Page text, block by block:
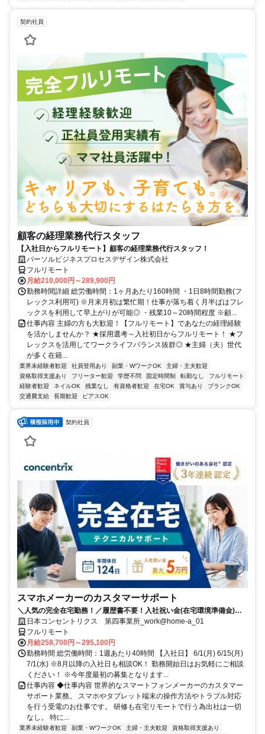
契約社員
顧客の経理業務代行スタッフ
【入社日からフルリモート】顧客の経理業務代行スタッフ！
パーソルビジネスプロセスデザイン株式会社
フルリモート
月給210,000円～289,900円
勤務時間詳細 総労働時間：1ヶ月あたり160時間 ・1日8時間勤務(フ
レックス利用可) ※月末月初は繁忙期！仕事が落ち着く月半ばはフレ
ックスを利用して早上がりが可能◎ ・残業10～20時間程度 ※顧...
仕事内容 主婦の方も大歓迎！【フルリモート】であなたの経理経験
を活かしませんか？ ★採用選考～入社初日からフルリモート！ ★フ
レックスを活用してワークライフバランス抜群◎ ★主婦（夫）世代
が多く在籍...
業界未経験者歓迎 社員登用あり 副業・WワークOK
主婦・主夫歓迎
資格取得支援あり
フリーター歓迎 学歴不問 固定時間制 転勤なし
フルリモート
経験者歓迎
ネイルOK 残業なし 有資格者歓迎 在宅OK 賞与あり
ブランクOK
交通費支給
長期歓迎 ピアスOK
契約社員
スマホメーカーのカスタマーサポート
＼人気の完全在宅勤務！／履歴書不要！入社祝い金(在宅環境準備金)最
大5万円支給！入社手続きから研修・業務とすべてフルリモートなので
お住まいに関係なく働くことが出来る環境です！
日本コンセントリクス 第四事業所_work@home-a_01
フルリモート
月給258,700円～295,100円
勤務時間 総労働時間：1週あたり40時間 【入社日】 6/1(月) 6/15(月)
7/1(水) ※8月以降の入社日も相談OK！ 勤務開始日はお気軽にご相談
ください！ ※今年度最初の募集となります...
仕事内容 ◆仕事内容 世界的なスマートフォンメーカーのカスタマー
サポート業務。 スマホやタブレット端末の操作方法やトラブル対応
を行う受電のお仕事です。 研修も在宅リモートで行う為出社は一切
なし。 特に...
業界未経験者歓迎 副業・WワークOK 主婦・主夫歓迎 資格取得支援あり